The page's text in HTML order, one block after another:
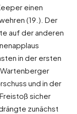
einen
(19.). Der
auf der anderen
in der ersten
und in der
sicher
zunächst